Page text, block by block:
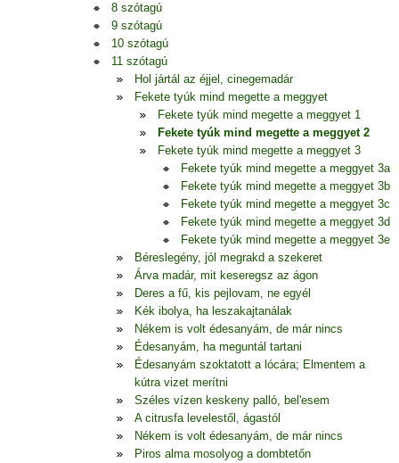
8 szótagú
9 szótagú
10 szótagú
11 szótagú
Hol jártál az éjjel, cinegemadár
Fekete tyúk mind megette a meggyet
Fekete tyúk mind megette a meggyet 1
Fekete tyúk mind megette a meggyet 2
Fekete tyúk mind megette a meggyet 3
Fekete tyúk mind megette a meggyet 3a
Fekete tyúk mind megette a meggyet 3b
Fekete tyúk mind megette a meggyet 3c
Fekete tyúk mind megette a meggyet 3d
Fekete tyúk mind megette a meggyet 3e
Béreslegény, jól megrakd a szekeret
Árva madár, mit keseregsz az ágon
Deres a fű, kis pejlovam, ne egyél
Kék ibolya, ha leszakajtanálak
Nékem is volt édesanyám, de már nincs
Édesanyám, ha meguntál tartani
Édesanyám szoktatott a lócára; Elmentem a
kútra vizet merítni
Széles vízen keskeny palló, bel'esem
A citrusfa levelestől, ágastól
Nékem is volt édesanyám, de már nincs
Piros alma mosolyog a dombtetőn